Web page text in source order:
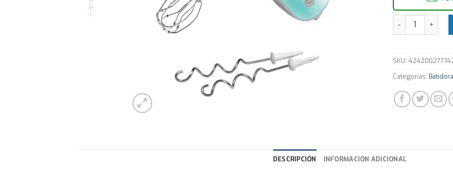
Batidora de
SKU:
Categorías:
DESCRIPCIÓN INFORMACIÓN ADICIONAL